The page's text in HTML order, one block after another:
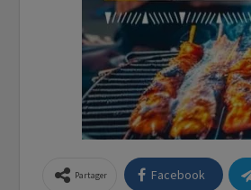
Partager Facebook